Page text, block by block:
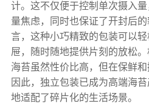
计。这不仅便于控制单次摄入
量焦虑，同时也保证了开封后
言，这种小巧精致的包装可以
屉，随时随地提供片刻的放松
海苔虽然性价比高，但在保鲜和
因此，独立包装已成为高端海
地适配了碎片化的生活场景。